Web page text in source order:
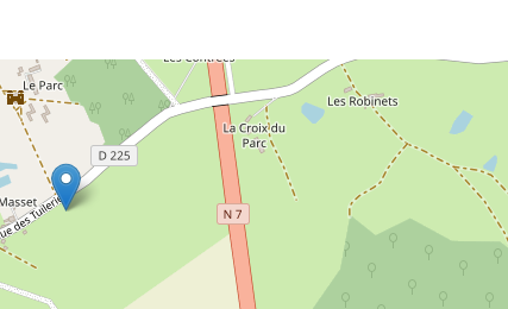
Voir sur OpenStreetMap